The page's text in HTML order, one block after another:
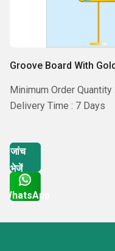
Groove Board With
Minimum Order
Delivery Time : 7 Days
जांच
भेजें
WhatsApp